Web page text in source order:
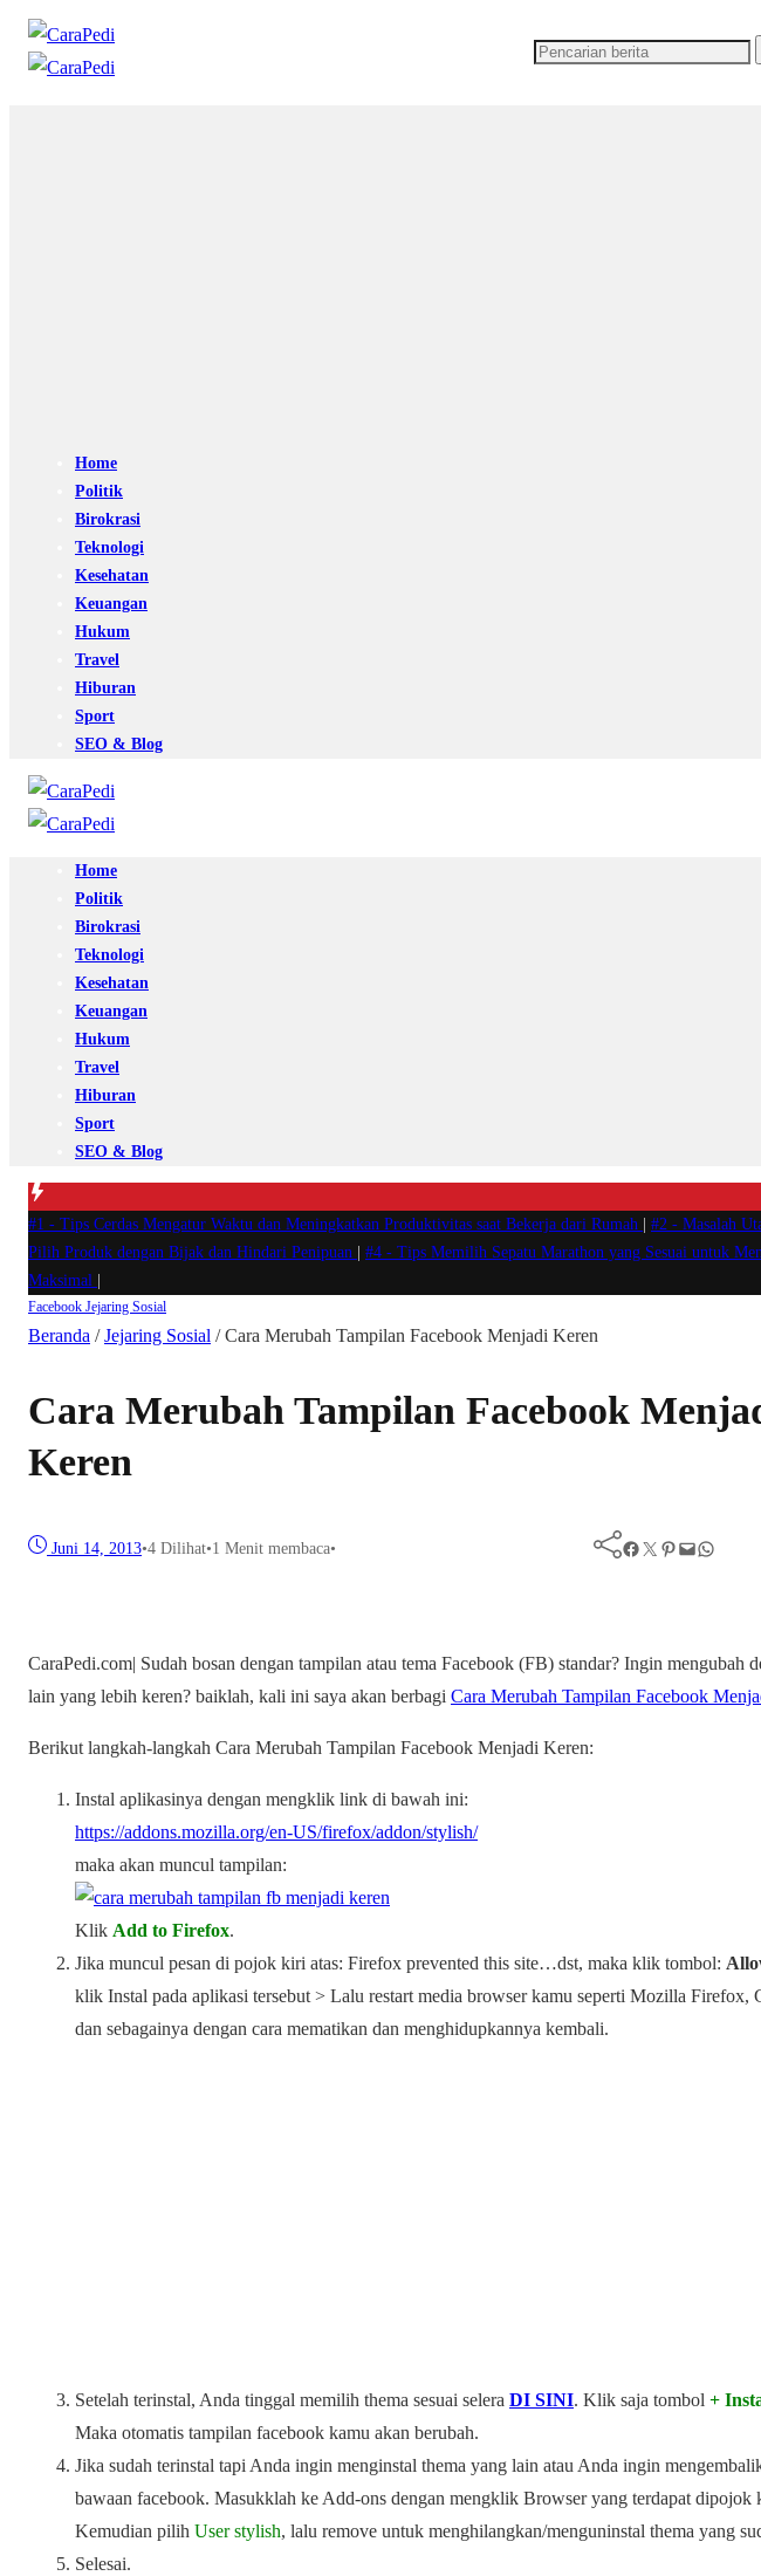
Home
Politik
Birokrasi
Teknologi
Kesehatan
Keuangan
Hukum
Travel
Hiburan
Sport
SEO & Blog
Home
Politik
Birokrasi
Teknologi
Kesehatan
Keuangan
Hukum
Travel
Hiburan
Sport
SEO & Blog
#1 - Tips Cerdas Mengatur Waktu dan Meningkatkan Produktivitas saat Bekerja dari Rumah #2 - Masalah
Pilih Produk dengan Bijak dan Hindari Penipuan
#4 - Tips Memilih Sepatu Marathon yang Sesuai untuk
Maksimal
Facebook Jejaring Sosial
Beranda /Jejaring Sosial /Cara Merubah Tampilan Facebook Menjadi Keren
Cara Merubah Tampilan Facebook
Keren
Juni 14, 2013•4 Dilihat•1 Menit membaca• Facebook Twitter Pinterest Mail WhatsApp
CaraPedi.com| Sudah bosan dengan tampilan atau tema Facebook (FB) standar? Ingin mengubah
lain yang lebih keren? baiklah, kali ini saya akan berbagi Cara Merubah Tampilan Facebook
Berikut langkah-langkah Cara Merubah Tampilan Facebook Menjadi Keren:
Instal aplikasinya dengan mengklik link di bawah ini:
https://addons.mozilla.org/en-US/firefox/addon/stylish/
maka akan muncul tampilan:
Klik Add to Firefox.
Jika muncul pesan di pojok kiri atas: Firefox prevented this site…dst, maka klik tombol:
klik Instal pada aplikasi tersebut > Lalu restart media browser kamu seperti Mozilla Firefox,
dan sebagainya dengan cara mematikan dan menghidupkannya kembali.
Setelah terinstal, Anda tinggal memilih thema sesuai selera DI SINI. Klik saja tombol +
Maka otomatis tampilan facebook kamu akan berubah.
Jika sudah terinstal tapi Anda ingin menginstal thema yang lain atau Anda ingin
bawaan facebook. Masukklah ke Add-ons dengan mengklik Browser yang terdapat dipojok
Kemudian pilih User stylish, lalu remove untuk menghilangkan/menguninstal thema yang
Selesai.